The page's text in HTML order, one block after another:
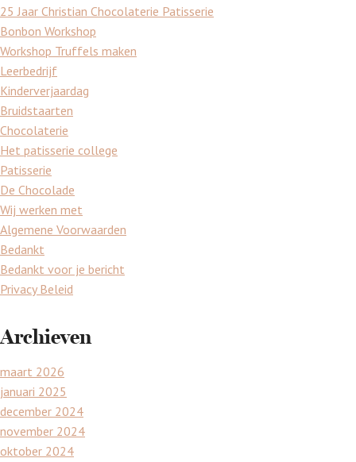
25 Jaar Christian Chocolaterie Patisserie
Bonbon Workshop
Workshop Truffels maken
Leerbedrijf
Kinderverjaardag
Bruidstaarten
Chocolaterie
Het patisserie college
Patisserie
De Chocolade
Wij werken met
Algemene Voorwaarden
Bedankt
Bedankt voor je bericht
Privacy Beleid
Archieven
maart 2026
januari 2025
december 2024
november 2024
oktober 2024